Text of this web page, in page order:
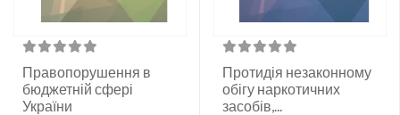
Правопорушення в
бюджетній сфері
України
Протидія незаконному
обігу наркотичних
засобів,...